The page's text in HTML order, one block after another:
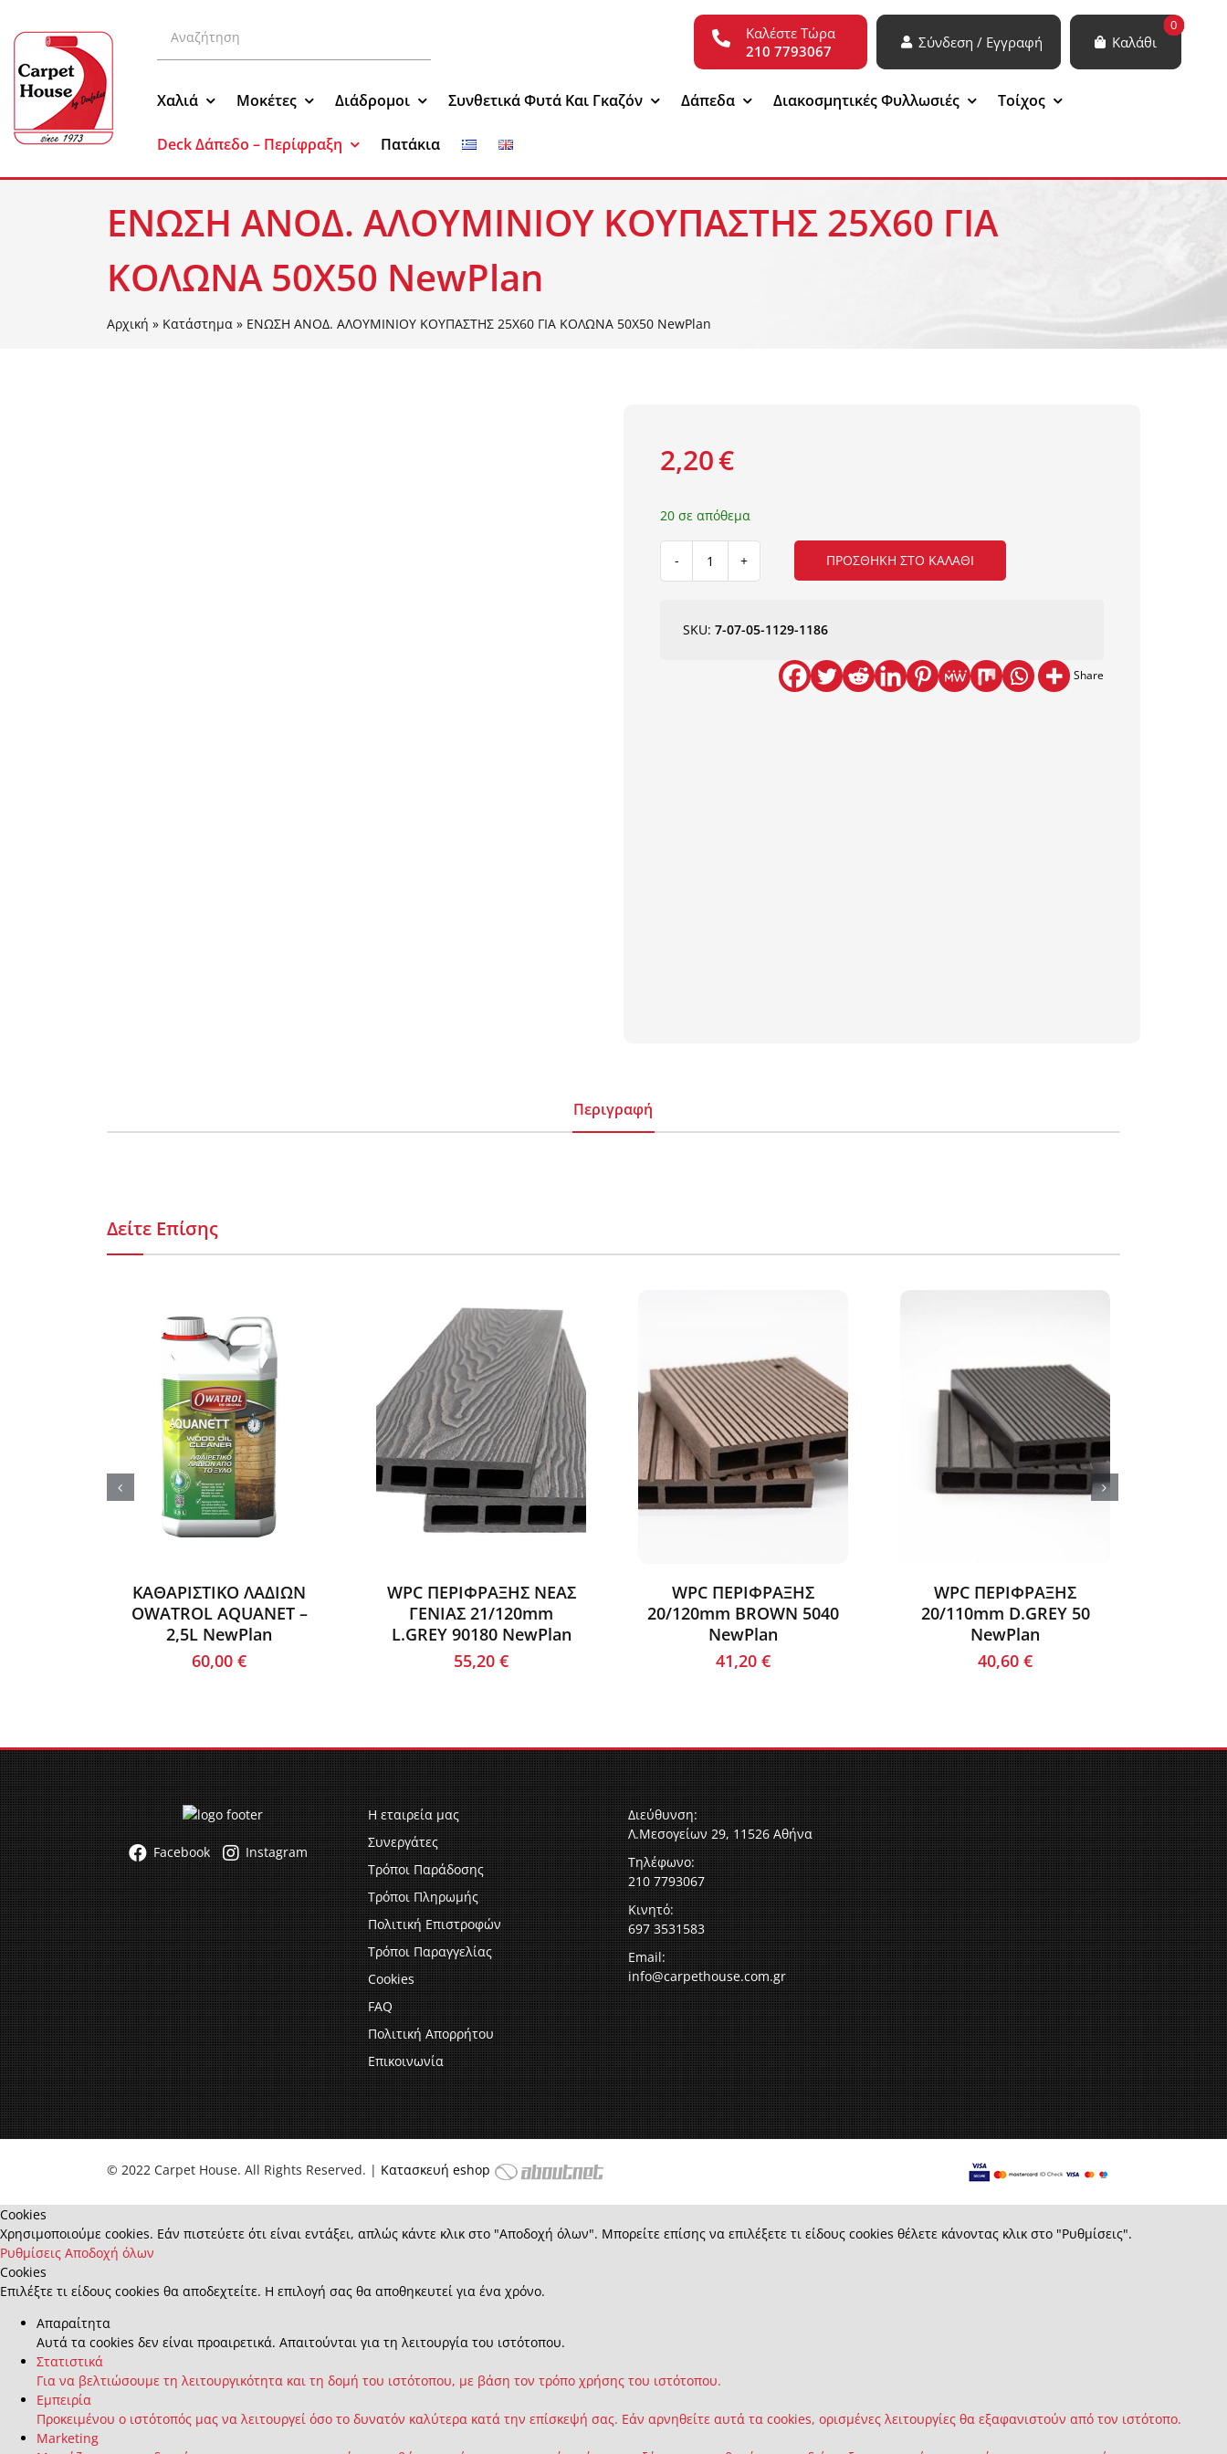
περιεχόμενο
για:
Καλέστε Τώρα
210 7793067
Σύνδεση / Εγγραφή Καλάθι
0
Χαλιά Μοκέτες Διάδρομοι Συνθετικά Φυτά Και Γκαζόν Δάπεδα Διακοσμητικές Φυλλωσιές Τοίχος
Deck Δάπεδο – Περίφραξη Πατάκια
ΕΝΩΣΗ ΑΝΟΔ. ΑΛΟΥΜΙΝΙΟΥ ΚΟΥΠΑΣΤΗΣ 25Χ60 ΓΙΑ
ΚΟΛΩΝΑ 50Χ50 NewPlan
Αρχική » Κατάστημα » ΕΝΩΣΗ ΑΝΟΔ. ΑΛΟΥΜΙΝΙΟΥ ΚΟΥΠΑΣΤΗΣ 25Χ60 ΓΙΑ ΚΟΛΩΝΑ 50Χ50 NewPlan
2,20€
20 σε απόθεμα
ΚΟΥΠΑΣΤΗΣ
ΠΡΟΣΘΉΚΗ ΣΤΟ ΚΑΛΆΘΙ
SKU:7-07-05-1129-1186
Share
Περιγραφή
Δείτε Επίσης
ΚΑΘΑΡΙΣΤΙΚΟ ΛΑΔΙΩΝ
OWATROL AQUANET –
2,5L NewPlan
60,00 €
WPC ΠΕΡΙΦΡΑΞΗΣ ΝΕΑΣ
ΓΕΝΙΑΣ 21/120mm
L.GREY 90180 NewPlan
55,20 €
WPC ΠΕΡΙΦΡΑΞΗΣ
20/120mm BROWN 5040
NewPlan
41,20 €
WPC ΠΕΡΙΦΡΑΞΗΣ
20/110mm D.GREY 50
NewPlan
40,60 €
Facebook Instagram
Η εταιρεία μας
Συνεργάτες
Τρόποι Παράδοσης
Τρόποι Πληρωμής
Πολιτική Επιστροφών
Τρόποι Παραγγελίας
Cookies
FAQ
Πολιτική Απορρήτου
Επικοινωνία
Διεύθυνση:
Λ.Μεσογείων 29, 11526 Αθήνα
Τηλέφωνο:
210 7793067
Κινητό:
697 3531583
Email:
info@carpethouse.com.gr
© 2022 Carpet House. All Rights Reserved. | Κατασκευή eshop
Cookies
Χρησιμοποιούμε cookies. Εάν πιστεύετε ότι είναι εντάξει, απλώς κάντε κλικ στο "Αποδοχή όλων". Μπορείτε επίσης να επιλέξετε τι είδους cookies θέλετε κάνοντας κλικ στο "Ρυθμίσεις".
Ρυθμίσεις Αποδοχή όλων
Cookies
Επιλέξτε τι είδους cookies θα αποδεχτείτε. Η επιλογή σας θα αποθηκευτεί για ένα χρόνο.
Απαραίτητα
Αυτά τα cookies δεν είναι προαιρετικά. Απαιτούνται για τη λειτουργία του ιστότοπου.
Στατιστικά
Για να βελτιώσουμε τη λειτουργικότητα και τη δομή του ιστότοπου, με βάση τον τρόπο χρήσης του ιστότοπου.
Εμπειρία
Προκειμένου ο ιστότοπός μας να λειτουργεί όσο το δυνατόν καλύτερα κατά την επίσκεψή σας. Εάν αρνηθείτε αυτά τα cookies, ορισμένες λειτουργίες θα εξαφανιστούν από τον ιστότοπο.
Marketing